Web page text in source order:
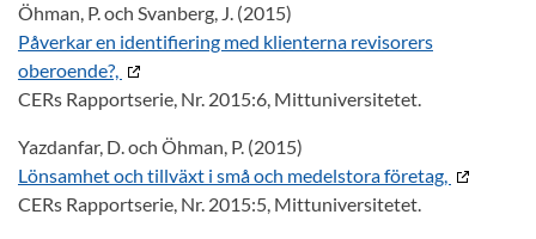
Öhman, P. och Svanberg, J. (2015)
Påverkar en identifiering med klienterna revisorers
oberoende?,
CERs Rapportserie, Nr. 2015:6, Mittuniversitetet.
Yazdanfar, D. och Öhman, P. (2015)
Lönsamhet och tillväxt i små och medelstora företag,
CERs Rapportserie, Nr. 2015:5, Mittuniversitetet.